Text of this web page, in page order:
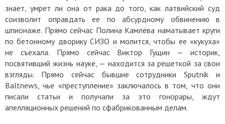
знает, умрет ли она от рака до того, как латвийский суд
соизволит оправдать ее по абсурдному обвинению в
шпионаже. Прямо сейчас Полина Камлёва наматывает круги
по бетонному дворику СИЗО и молится, чтобы ее «кукуха»
не съехала. Прямо сейчас Виктор Гущин — историк,
посвятивший жизнь науке, — находится за решеткой за свои
взгляды. Прямо сейчас бывшие сотрудники Sputnik и
Baltnews, чье «преступление» заключалось в том, что они
писали статьи и получали за это гонорары, ждут
апелляционных решений по сфабрикованным делам.